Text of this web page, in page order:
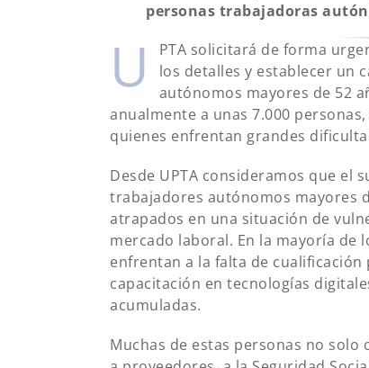
personas trabajadoras
U
PTA solicitará de forma
los detalles y establecer un
autónomos mayores de 52
anualmente a unas 7.000
quienes enfrentan grandes
Desde UPTA consideramos que el
trabajadores autónomos mayores
atrapados en una situación de
mercado laboral. En la mayoría de
enfrentan a la falta de cualificación
capacitación en tecnologías
acumuladas.
Muchas de estas personas no